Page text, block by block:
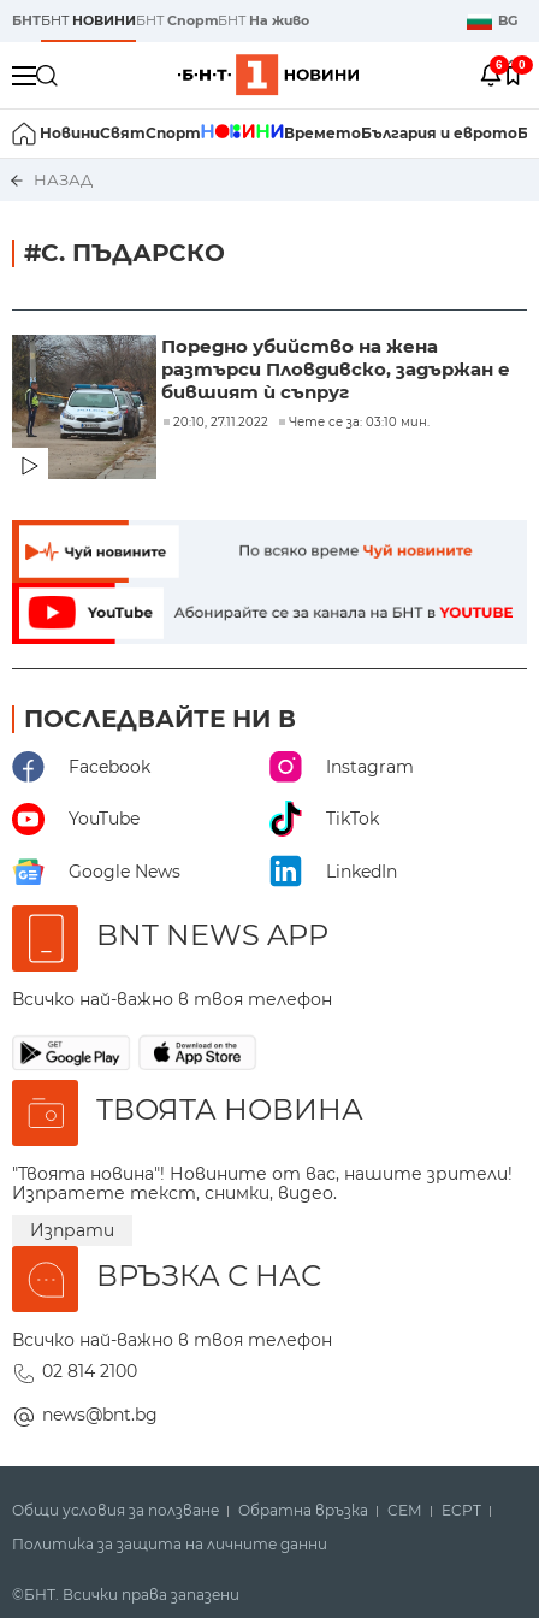
БНТБНТ НОВИНИБНТСпортБНТ На живо BG
6 0
НовиниСвятСпорт ВреметоБългария и еврото
НАЗАД
#С. ПЪДАРСКО
Поредно убийство на жена
разтърси Пловдивско, задържан е
бившият ѝ съпруг
20:10, 27.11.2022 Чете се за: 03:10 мин.
ПОСЛЕДВАЙТЕ НИ В
Facebook Instagram
YouTube TikTok
Google News LinkedIn
BNT NEWS APP
Всичко най-важно в твоя телефон
ТВОЯТА НОВИНА
"Твоята новина"! Новините от вас, нашите зрители!
Изпратете текст, снимки, видео.
Изпрати
ВРЪЗКА С НАС
Всичко най-важно в твоя телефон
02 814 2100
news@bnt.bg
Общи условия за ползване Обратна връзка СЕМ
ECPT
Политика за защита на личните данни
©БНТ. Всички права запазени